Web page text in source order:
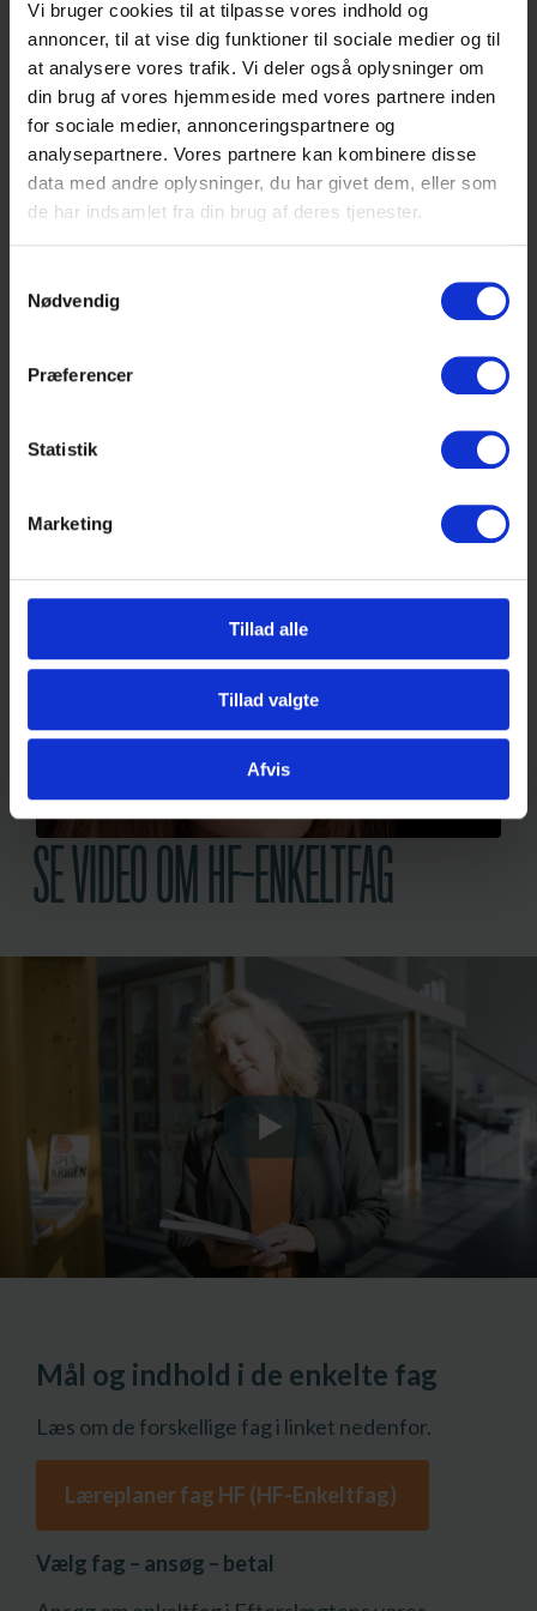
Vi bruger cookies til at tilpasse vores indhold og
annoncer, til at vise dig funktioner til sociale medier og til
at analysere vores trafik. Vi deler også oplysninger om
din brug af vores hjemmeside med vores partnere inden
for sociale medier, annonceringspartnere og
analysepartnere. Vores partnere kan kombinere disse
data med andre oplysninger, du har givet dem, eller som
de har indsamlet fra din brug af deres tjenester.
Nødvendig
Præferencer
Statistik
Marketing
Tillad alle
Tillad valgte
Afvis
Du kan tilmelde dig fra omkring 1. april
(undervisningen starter i august) og 1. oktober (til
januarstart).
Tilmeldingen slutter når undervisningen
begynder, eller når holdet er fyldt op. Meld dig så
tidligt som muligt, så er du sikker på en plads.
DET ER ALTSÅ IKKE ALLE, DER KAN PASSE I
været en let vej. Men med den rigtige støtte og
Læs Katrines historie her
SE VIDEO OM HF-ENKELTFAG
Mål og indhold i de enkelte fag
Læs om de forskellige fag i linket nedenfor.
Læreplaner fag HF (HF-Enkeltfag)
Vælg fag – ansøg – betal